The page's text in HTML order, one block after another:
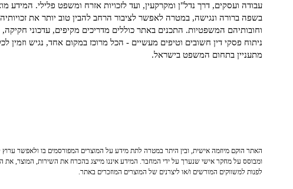
עבודה ועסקים, דרך נדל"ן ומקרקעין, ועד לזכויות אזרח ומשפט פלילי. המידע
בשפה ברורה ונגישה, במטרה לאפשר לציבור הרחב להבין טוב יותר את
וחובותיהם המשפטיות. התכנים באתר כוללים מדריכים מקיפים, עדכוני חקיקה,
ניתוח פסקי דין חשובים וטיפים מעשיים - הכל מרוכז במקום אחד, נגיש וזמין
מתעניין בתחום המשפט בישראל.
האתר הוקם מיוזמה אישית, ובין היתר במטרה לתת מידע על המוצרים המפורסמים בו ולאפשר ערוץ
ומבוסס על מחקר אישי שנערך על ידי המחבר. המידע איננו מייצג בהכרח את השירות, המוצר, את
לפנות למשווקים המורשים ו/או ליצרנים של המוצרים המוזכרים באתר.